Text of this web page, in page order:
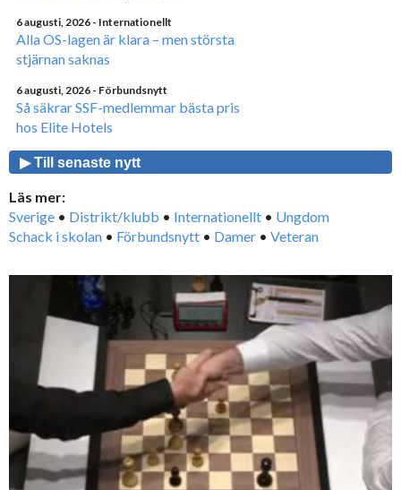
6 augusti, 2026 - Internationellt
Alla OS-lagen är klara – men största
stjärnan saknas
6 augusti, 2026 - Förbundsnytt
Så säkrar SSF-medlemmar bästa pris
hos Elite Hotels
▶ Till senaste nytt
Läs mer:
Sverige • Distrikt/klubb • Internationellt • Ungdom
Schack i skolan • Förbundsnytt • Damer • Veteran